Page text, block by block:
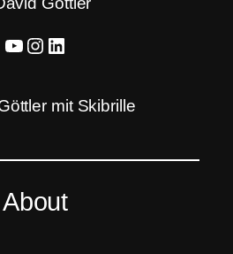
YouTube Instagram LinkedIn
About